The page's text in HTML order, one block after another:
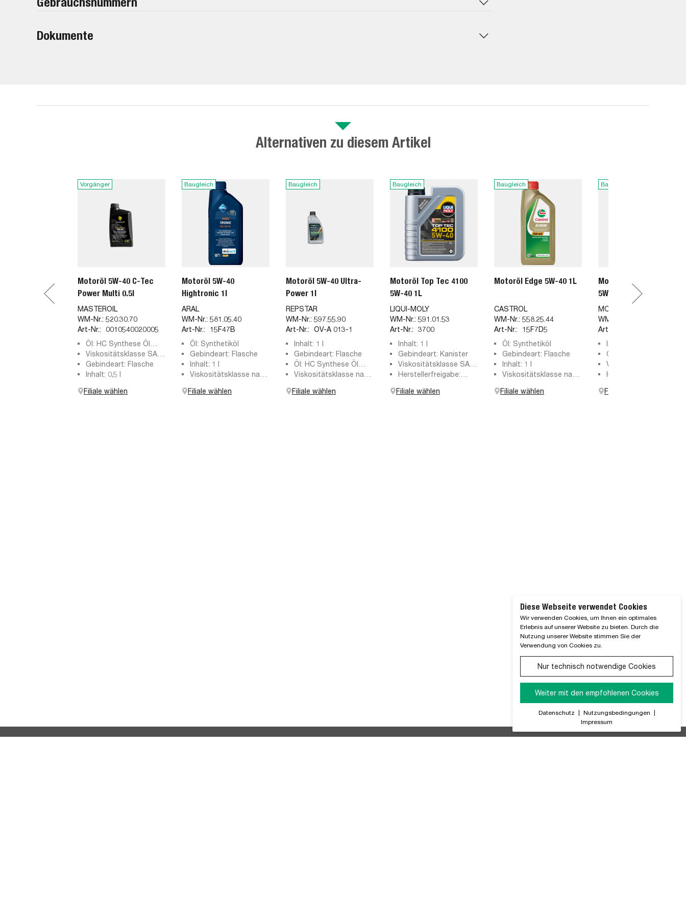
Dokumente
Alternativen zu diesem Artikel
Vorgänger
Motoröl 5W-40 C-Tec
Power Multi 0.5l
MASTEROIL
WM-Nr.: 520.30.70
Art-Nr.:
0010540020005
Öl: HC Synthese Öl
(Hydro-Cracked)
Viskositätsklasse SAE:
5W-40
Gebindeart: Flasche
Inhalt: 0,5 l
Filiale wählen
Baugleich
Motoröl 5W-40
Hightronic 1l
ARAL
WM-Nr.: 581.05.40
Art-Nr.:
15F47B
Öl: Synthetiköl
Gebindeart: Flasche
Inhalt: 1 l
Viskositätsklasse nach
Filiale wählen
Baugleich
Motoröl 5W-40 Ultra-
Power 1l
REPSTAR
WM-Nr.: 597.55.90
Art-Nr.: OV-A 013-1
Inhalt: 1 l
Gebindeart: Flasche
Öl: HC Synthese Öl
(Hydro-Cracked)
Viskositätsklasse nach
Filiale wählen
Baugleich
Motoröl Top Tec 4100
5W-40 1L
LIQUI-MOLY
WM-Nr.: 591.01.53
Art-Nr.: 3700
Inhalt: 1 l
Gebindeart: Kanister
Viskositätsklasse SAE:
5W-40
Herstellerfreigabe:
Freigabe 229.31,
Filiale wählen
Baugleich
Motoröl Edge 5W-40 1L
CASTROL
WM-Nr.: 558.25.44
Art-Nr.:
15F7D5
Öl: Synthetiköl
Gebindeart: Flasche
Inhalt: 1 l
Viskositätsklasse nach
Filiale wählen
Baugleich
Motoröl 8100 X-Clean
5W-40 1L
MOTUL
WM-Nr.:
Art-Nr.:
Inhalt: 1 l
Gebindeart: Flasche
Viskositätsklasse nach
SAE: 5W-40
Herstellerfreigabe:
RN0700, RENAULT
Filiale wählen
Diese Webseite verwendet Cookies
Wir verwenden Cookies, um Ihnen ein optimales
Erlebnis auf unserer Website zu bieten. Durch die
Nutzung unserer Website stimmen Sie der
Verwendung von Cookies zu.
Nur technisch notwendige Cookies
Weiter mit den empfohlenen Cookies
Datenschutz | Nutzungsbedingungen |
Impressum